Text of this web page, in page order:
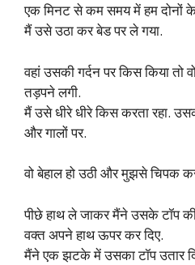
एक मिनट से कम समय में हम दोनों
मैं उसे उठा कर बेड पर ले गया.
वहां उसकी गर्दन पर किस किया तो
तड़पने लगी.
मैं उसे धीरे धीरे किस करता रहा.
और गालों पर.
वो बेहाल हो उठी और मुझसे चिपक
पीछे हाथ ले जाकर मैंने उसके टॉप
वक्त अपने हाथ ऊपर कर दिए.
मैंने एक झटके में उसका टॉप उतार